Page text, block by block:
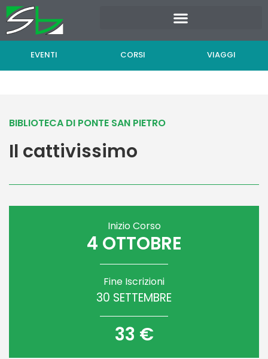
Vai
al
contenuto
EVENTI CORSI VIAGGI
BIBLIOTECA DI PONTE SAN PIETRO
Il cattivissimo
Inizio Corso
4 OTTOBRE
Fine Iscrizioni
30 SETTEMBRE
33 €